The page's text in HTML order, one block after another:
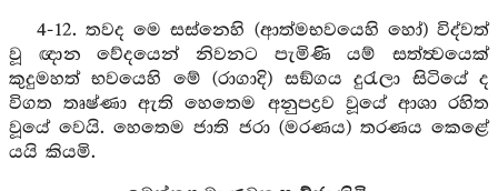
4-12. තවද මෙ සස්නෙහි (ආත්මභවයෙහි හෝ) විද්වත්
වූ ඥාන වේදයෙන් නිවනට පැමිණි යම් සත්ත්‍වයෙක්
කුදුමහත් භවයෙහි මේ (රාගාදි) සඞ්ගය දුරැලා සිටියේ ද
විගත තෘෂ්ණා ඇති හෙතෙම අනුපද්‍රව වූයේ ආශා රහිත
වූයේ වෙයි. හෙතෙම ජාති ජරා (මරණය) තරණය කෙළේ
යයි කියමි.